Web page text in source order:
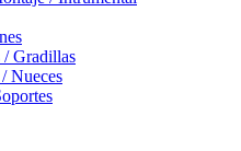
/ Gradillas
Nueces